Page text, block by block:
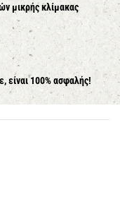
μικρής κλίμακας
είναι 100% ασφαλής!